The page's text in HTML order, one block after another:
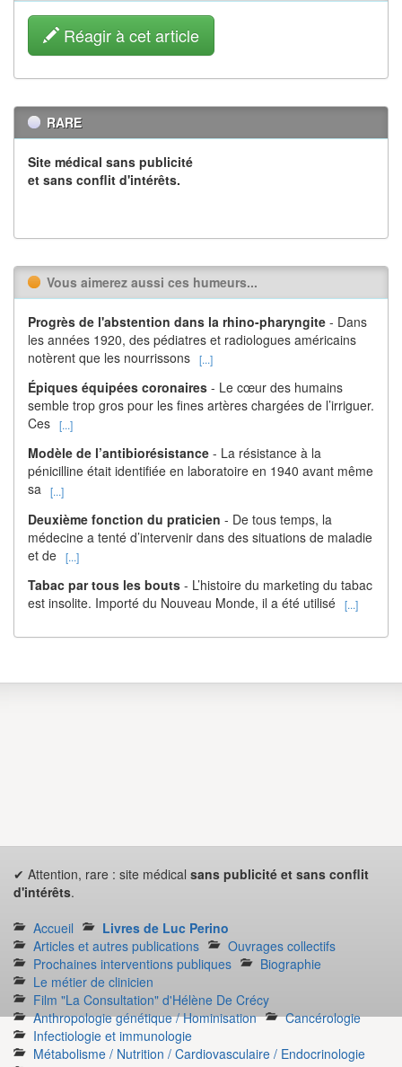
Réagir à cet article
RARE
Site médical sans publicité
et sans conflit d'intérêts.
Vous aimerez aussi ces humeurs...
Progrès de l'abstention dans la rhino-pharyngite - Dans
les années 1920, des pédiatres et radiologues américains
notèrent que les nourrissons [...]
Épiques équipées coronaires - Le cœur des humains
semble trop gros pour les fines artères chargées de l’irriguer.
Ces [...]
Modèle de l’antibiorésistance - La résistance à la
pénicilline était identifiée en laboratoire en 1940 avant même
sa [...]
Deuxième fonction du praticien - De tous temps, la
médecine a tenté d’intervenir dans des situations de maladie
et de [...]
Tabac par tous les bouts - L’histoire du marketing du tabac
est insolite. Importé du Nouveau Monde, il a été utilisé [...]
✔ Attention, rare : site médical sans publicité et sans conflit
d'intérêts.
Accueil
Livres de Luc Perino
Articles et autres publications
Ouvrages collectifs
Prochaines interventions publiques
Biographie
Le métier de clinicien
Film "La Consultation" d'Hélène De Crécy
Anthropologie génétique / Hominisation
Cancérologie
Infectiologie et immunologie
Métabolisme / Nutrition / Cardiovasculaire / Endocrinologie